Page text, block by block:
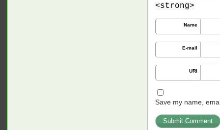
<strong>
Name
E-mail
URI
Save my name,